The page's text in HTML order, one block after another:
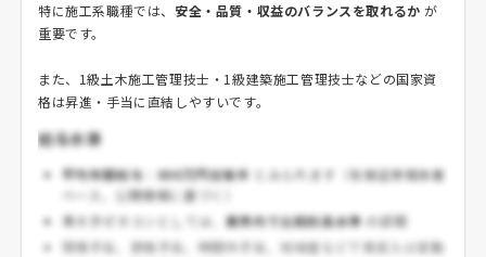
特に施工系職種では、 安全・品質・収益のバランスを取れるか が
重要です。
また、1級土木施工管理技士・1級建築施工管理技士などの国家資
格は昇進・手当に直結しやすいです。
給与水準
平均年間給与 800万円台後半 とみられます（有価証券報告書
ベース、公開情報に基づく）
準大手ゼネコンとしては、業界内で比較的高水準の部類
現場手当、資格手当、時間外手当、地域差などで実収入は変動